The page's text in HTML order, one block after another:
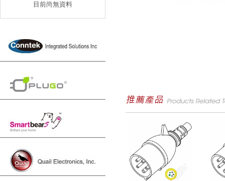
目前尚無資料